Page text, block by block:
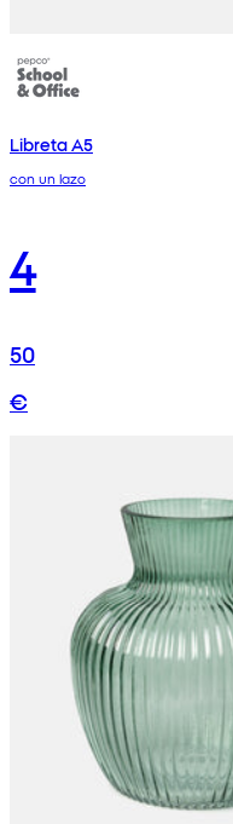
Libreta A5
con un lazo
4
50
€